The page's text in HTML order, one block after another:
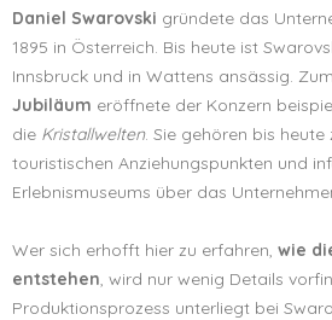
Daniel Swarovski gründete das
1895 in Österreich. Bis heute ist
Innsbruck und in Wattens ansässig. Zum
Jubiläum eröffnete der Konzern
die Kristallwelten. Sie gehören bis
touristischen Anziehungspunkten und
Erlebnismuseums über das
Wer sich erhofft hier zu erfahren, wie
entstehen, wird nur wenig Details
Produktionsprozess unterliegt bei